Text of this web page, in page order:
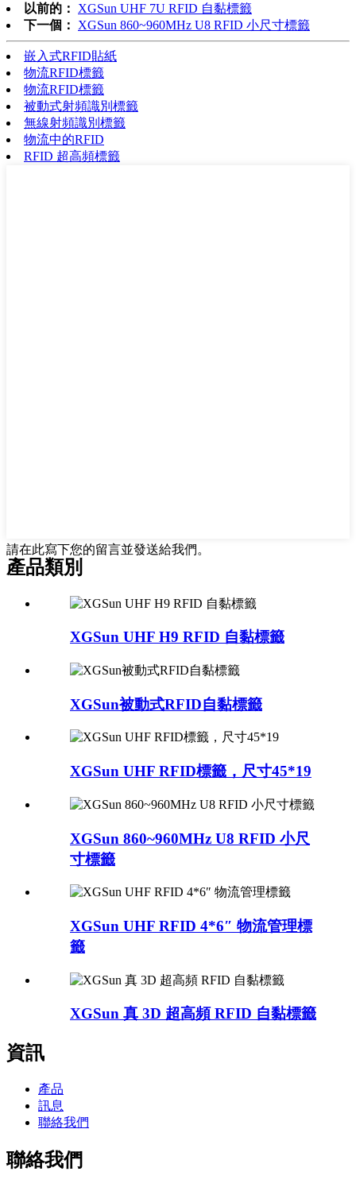
以前的：
XGSun UHF 7U RFID 自黏標籤
下一個：
XGSun 860~960MHz U8 RFID 小尺寸標籤
嵌入式RFID貼紙
物流RFID標籤
物流RFID標籤
被動式射頻識別標籤
無線射頻識別標籤
物流中的RFID
RFID 超高頻標籤
請在此寫下您的留言並發送給我們。
產品類別
XGSun UHF H9 RFID 自黏標籤
XGSun被動式RFID自黏標籤
XGSun UHF RFID標籤，尺寸45*19
XGSun 860~960MHz U8 RFID 小尺
寸標籤
XGSun UHF RFID 4*6″ 物流管理標
籤
XGSun 真 3D 超高頻 RFID 自黏標籤
資訊
產品
訊息
聯絡我們
聯絡我們